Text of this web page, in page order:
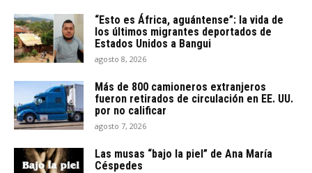
“Esto es África, aguántense”: la vida de
los últimos migrantes deportados de
Estados Unidos a Bangui
agosto 8, 2026
Más de 800 camioneros extranjeros
fueron retirados de circulación en EE. UU.
por no calificar
agosto 7, 2026
Las musas “bajo la piel” de Ana María
Céspedes